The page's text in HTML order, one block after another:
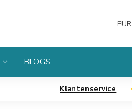
EUR
BLOGS
Klantenservice